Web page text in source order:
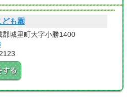
も園
城里町大字小勝1400
する